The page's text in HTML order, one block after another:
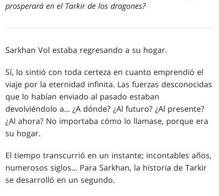
prosperará en el Tarkir de los dragones?
Sarkhan Vol estaba regresando a su hogar.
Sí, lo sintió con toda certeza en cuanto emprendió el
viaje por la eternidad infinita. Las fuerzas desconocidas
que lo habían enviado al pasado estaban
devolviéndolo a... ¿A dónde? ¿Al futuro? ¿Al presente?
¿Al ahora? No importaba cómo lo llamase, porque era
su hogar.
El tiempo transcurrió en un instante; incontables años,
numerosos siglos... Para Sarkhan, la historia de Tarkir
se desarrolló en un segundo.